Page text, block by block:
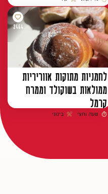
זמן הכנה רמת קושי
2464
לחמניות מתוקות אווריריות
ממולאות בשוקולד וממרח
קרמל
זמן הכנה
שעה וחצי
רמת קושי
בינוני